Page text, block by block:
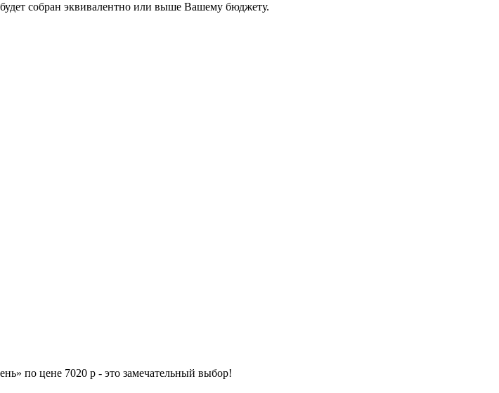
собран эквивалентно или выше Вашему бюджету.
по цене 7020 р - это замечательный выбор!